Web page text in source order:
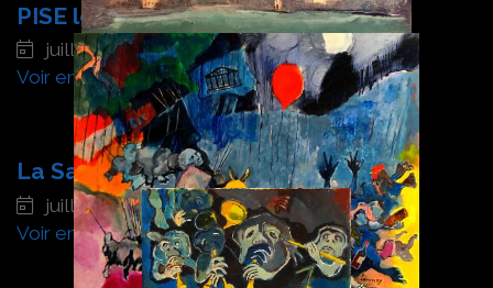
PISE le site
juillet 2023
Voir en détail
La Salute, VENISE après l'orage
juillet 2023
Voir en détail